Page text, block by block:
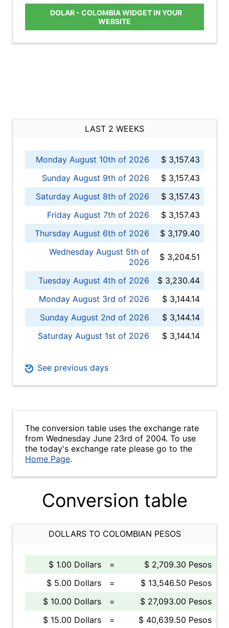
DOLAR - COLOMBIA WIDGET IN YOUR
WEBSITE
LAST 2 WEEKS
Monday August 10th of 2026
$ 3,157.43
Sunday August 9th of 2026
$ 3,157.43
Saturday August 8th of 2026
$ 3,157.43
Friday August 7th of 2026
$ 3,157.43
Thursday August 6th of 2026
$ 3,179.40
Wednesday August 5th of
2026
$ 3,204.51
Tuesday August 4th of 2026
$ 3,230.44
Monday August 3rd of 2026
$ 3,144.14
Sunday August 2nd of 2026
$ 3,144.14
Saturday August 1st of 2026
$ 3,144.14
See previous days
The conversion table uses the exchange rate
from Wednesday June 23rd of 2004. To use
the today's exchange rate please go to the
Home Page.
Conversion table
DOLLARS TO COLOMBIAN PESOS
$ 1.00 Dollars =
$ 2,709.30 Pesos
$ 5.00 Dollars
=
$ 13,546.50 Pesos
$ 10.00 Dollars
=
$ 27,093.00 Pesos
$ 15.00 Dollars
=
$ 40,639.50 Pesos